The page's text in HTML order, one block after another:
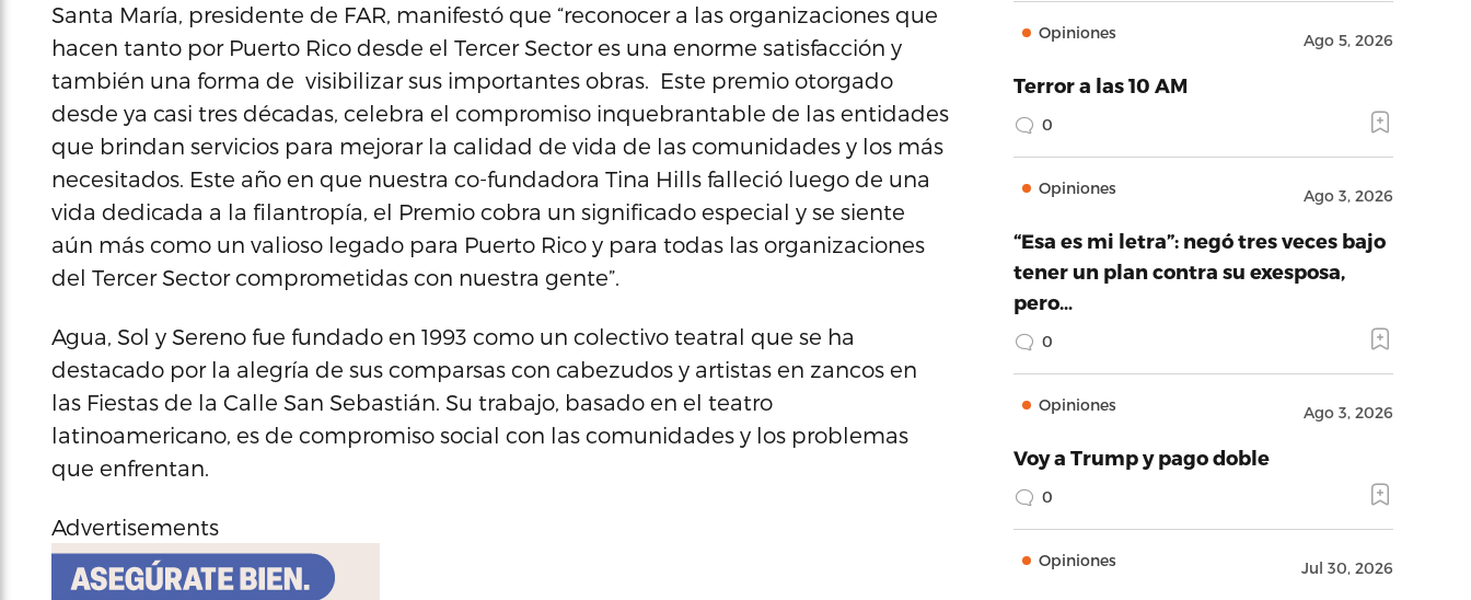
Santa María, presidente de FAR, manifestó que “reconocer a las organizaciones que
hacen tanto por Puerto Rico desde el Tercer Sector es una enorme satisfacción y
también una forma de visibilizar sus importantes obras. Este premio otorgado
desde ya casi tres décadas, celebra el compromiso inquebrantable de las entidades
que brindan servicios para mejorar la calidad de vida de las comunidades y los más
necesitados. Este año en que nuestra co-fundadora Tina Hills falleció luego de una
vida dedicada a la filantropía, el Premio cobra un significado especial y se siente
aún más como un valioso legado para Puerto Rico y para todas las organizaciones
del Tercer Sector comprometidas con nuestra gente”.
Agua, Sol y Sereno fue fundado en 1993 como un colectivo teatral que se ha
destacado por la alegría de sus comparsas con cabezudos y artistas en zancos en
las Fiestas de la Calle San Sebastián. Su trabajo, basado en el teatro
latinoamericano, es de compromiso social con las comunidades y los problemas
que enfrentan.
Advertisements
Opiniones Ago 5, 2026
Terror a las 10 AM
0
Opiniones Ago 3, 2026
“Esa es mi letra”: negó tres veces bajo
tener un plan contra su exesposa,
pero…
0
Opiniones Ago 3, 2026
Voy a Trump y pago doble
0
Opiniones Jul 30, 2026